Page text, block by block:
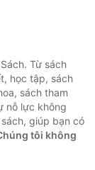
Từ sách
học tập, sách
sách tham
nỗ lực không
giúp bạn có
tôi không